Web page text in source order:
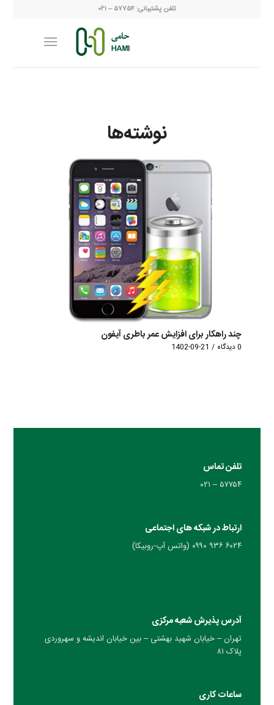
تلفن پشتیبانی: ۵۷۷۵۴ – ۰۲۱
نوشته‌ها
چند راهکار برای افزایش عمر باطری آیفون
0 دیدگاه /
1402-09-21
تلفن تماس
۵۷۷۵۴ – ۰۲۱
ارتباط در شبکه های اجتماعی
۶۰۲۴ ۹۳۶ ۰۹۹۰ (واتس آپ-روبیکا)
آدرس پذیرش شعبه مرکزی
تهران – خیابان شهید بهشتی – بین خیابان اندیشه و سهروردی
پلاک ۸۱
ساعات کاری